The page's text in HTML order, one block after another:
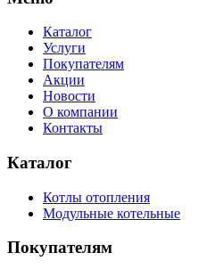
Каталог
Услуги
Покупателям
Акции
Новости
О компании
Контакты
Каталог
Котлы отопления
Модульные котельные
Покупателям